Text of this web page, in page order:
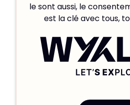
le sont aussi, le
est la clé avec tous,